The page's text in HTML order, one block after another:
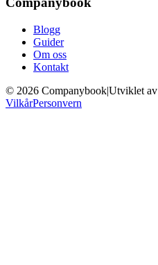
Blogg
Guider
Om oss
Kontakt
© 2026 Companybook|Utviklet av
VilkårPersonvern